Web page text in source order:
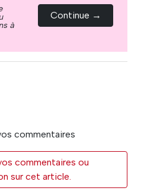
à
Continue →
commentaires
commentaires ou
sur cet article.